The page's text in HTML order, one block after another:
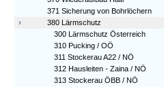
371 Sicherung von Bohrlöchern
›
380 Lärmschutz
300 Lärmschutz Österreich
310 Pucking / OÖ
311 Stockerau A22 / NÖ
312 Hausleiten - Zaina / NÖ
313 Stockerau ÖBB / NÖ